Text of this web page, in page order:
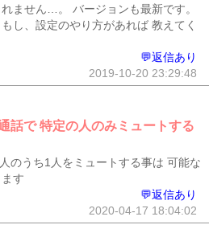
ません…。 バージョンも最新です。
し、設定のやり方があれば 教えてく
💬返信あり
2019-10-20 23:29:48
話で 特定の人のみミュートする
のうち1人をミュートする事は 可能な
す
💬返信あり
2020-04-17 18:04:02